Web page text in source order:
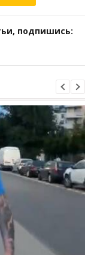
подпишись: